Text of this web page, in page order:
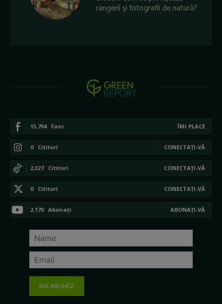
rangerii și fotografii de natură?
15,704 Fani ÎMI PLACE
0 Cititori CONECTAȚI-VĂ
2,327 Cititori CONECTAȚI-VĂ
0 Cititori CONECTAȚI-VĂ
2,170 Abonați ABONAȚI-VĂ
MĂ ABONEZ